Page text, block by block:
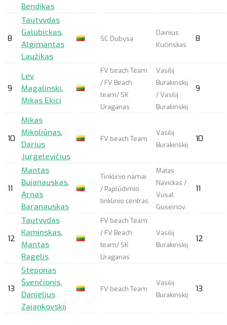
Bendikas
8
Tautvydas
Galubickas,
Algimantas
Laužikas
SC Dubysa
Dainius
Kučinskas
8
9
Lev
Magalinski,
Mikas Ekici
FV beach Team
/ FV Beach
team/ SK
Uraganas
Vasilij
Burakinskij
/ Vasilij
Burakinskij
9
10
Mikas
Mikoliūnas,
Darius
Jurgelevičius
FV beach Team
Vasilij
Burakinskij
10
11
Mantas
Bujanauskas,
Arnas
Baranauskas
Tinklinio namai
/ Paplūdimio
tinklinio centras
Matas
Navickas /
Vusal
Guseinov
11
12
Tautvydas
Kaminskas,
Mantas
Ragelis
FV beach Team
/ FV Beach
team/ SK
Uraganas
Vasilij
Burakinskij
12
13
Steponas
Švenčionis,
Danielius
Zajankovskij
FV beach Team
Vasilij
Burakinskij
13